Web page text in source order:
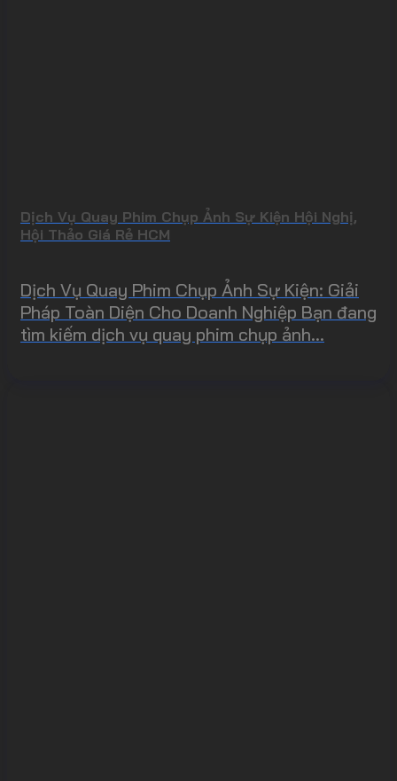
Dịch Vụ Quay Phim Chụp Ảnh Sự Kiện Hội Nghị,
Hội Thảo Giá Rẻ HCM
Dịch Vụ Quay Phim Chụp Ảnh Sự Kiện: Giải
Pháp Toàn Diện Cho Doanh Nghiệp Bạn đang
tìm kiếm dịch vụ quay phim chụp ảnh...